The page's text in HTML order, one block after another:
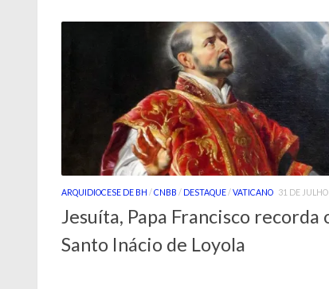
ARQUIDIOCESE DE BH /CNBB / DESTAQUE/VATICANO 31 DE
Jesuíta, Papa Francisco recorda
Santo Inácio de Loyola